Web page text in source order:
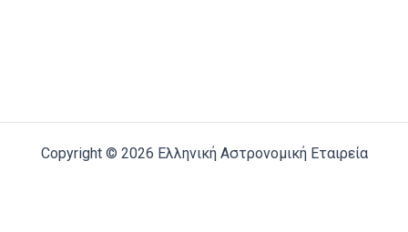
Copyright © 2026 Ελληνική Αστρονομική Εταιρεία